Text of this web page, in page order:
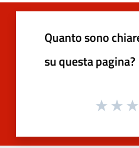
Quanto sono
su questa pagina?